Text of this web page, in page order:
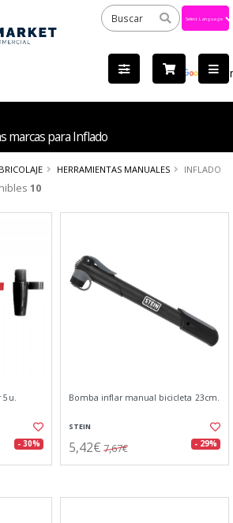
by
marcas para Inflado
BRICOLAJE HERRAMIENTAS MANUALES INFLADO
10
5u.
- 30%
Bomba inflar manual bicicleta 23cm.
STEIN
5,42€ 7,67€ - 29%